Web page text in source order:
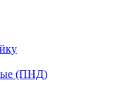
(ПНД)